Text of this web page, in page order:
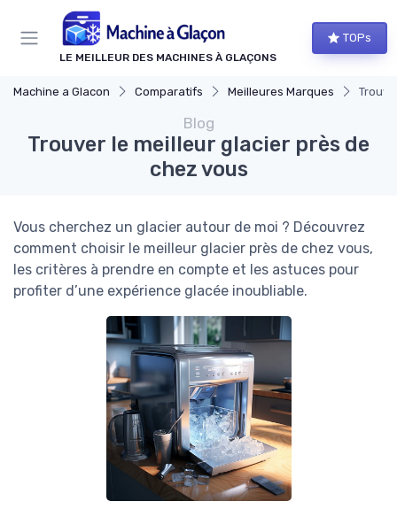
LE MEILLEUR DES MACHINES À GLAÇONS
TOPs
Machine a Glacon Comparatifs Meilleures Marques
Blog
Trouver le meilleur glacier près de
chez vous
Vous cherchez un glacier autour de moi ? Découvrez
comment choisir le meilleur glacier près de chez vous,
les critères à prendre en compte et les astuces pour
profiter d’une expérience glacée inoubliable.
Panneau de gestion des cookies